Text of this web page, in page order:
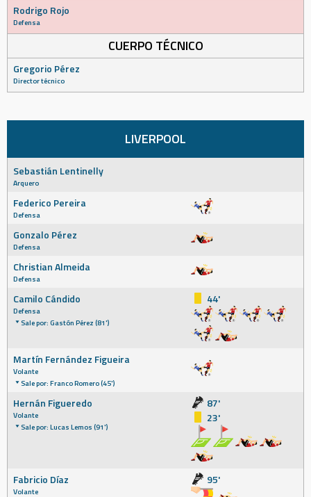
Rodrigo Rojo
Defensa
CUERPO TÉCNICO
Gregorio Pérez
Director técnico
LIVERPOOL
Sebastián Lentinelly
Arquero
Federico Pereira
Defensa
Gonzalo Pérez
Defensa
Christian Almeida
Defensa
Camilo Cándido
Defensa
Sale por: Gastón Pérez (81')
44'
Martín Fernández Figueira
Volante
Sale por: Franco Romero (45')
Hernán Figueredo
Volante
Sale por: Lucas Lemos (91')
87'
23'
Fabricio Díaz
Volante
95'